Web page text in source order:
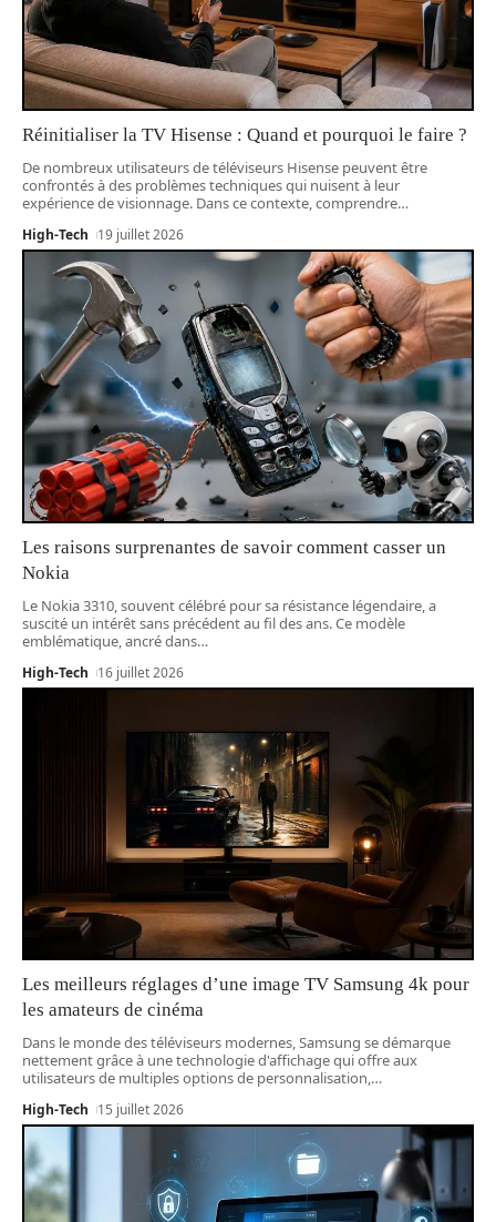
Réinitialiser la TV Hisense : Quand et pourquoi le faire ?
De nombreux utilisateurs de téléviseurs Hisense peuvent être
confrontés à des problèmes techniques qui nuisent à leur
expérience de visionnage. Dans ce contexte, comprendre…
High-Tech 19 juillet 2026
Les raisons surprenantes de savoir comment casser un
Nokia
Le Nokia 3310, souvent célébré pour sa résistance légendaire, a
suscité un intérêt sans précédent au fil des ans. Ce modèle
emblématique, ancré dans…
High-Tech 16 juillet 2026
Les meilleurs réglages d’une image TV Samsung 4k pour
les amateurs de cinéma
Dans le monde des téléviseurs modernes, Samsung se démarque
nettement grâce à une technologie d'affichage qui offre aux
utilisateurs de multiples options de personnalisation,…
High-Tech 15 juillet 2026